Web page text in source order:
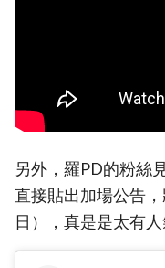
另外，羅PD的粉絲
直接貼出加場公告
日），真是是太有人